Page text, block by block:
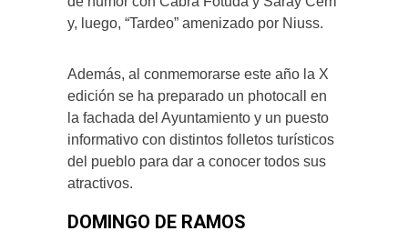
y, luego, “Tardeo” amenizado por Niuss.
Además, al conmemorarse este año la X
edición se ha preparado un photocall en
la fachada del Ayuntamiento y un puesto
informativo con distintos folletos turísticos
del pueblo para dar a conocer todos sus
atractivos.
DOMINGO DE RAMOS